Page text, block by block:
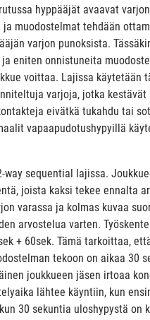
hyppääjät avaavat
ja muodostelmat tehdään
varjon punoksista.
ja eniten onnistuneita
voittaa. Lajissa käytetään
varjoja, jotka kestävät
eivätkä tukahdu tai
vapaapudotushypyillä
way sequential lajissa.
joista kaksi tekee ennalta
varassa ja kolmas kuvaa
arvostelua varten.
+ 60sek. Tämä tarkoittaa,
tekoon on aikaa 30
joukkueen jäsen irtoaa
lähtee käyntiin, kun
30 sekuntia uloshypystä on